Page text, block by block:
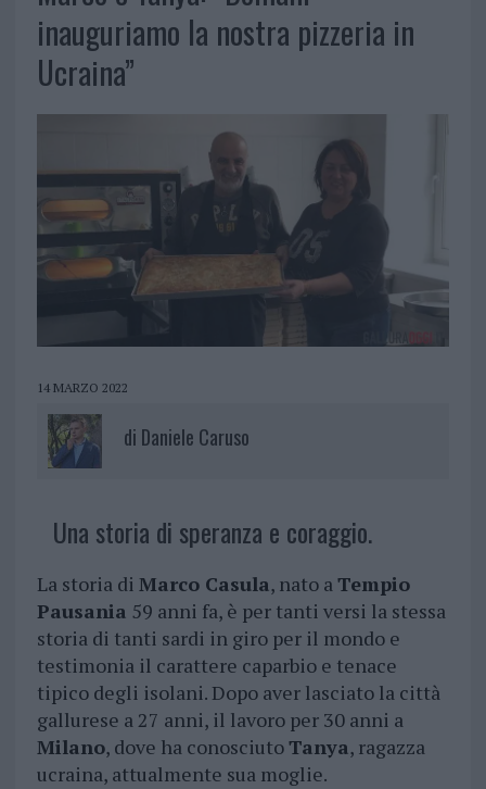
inauguriamo la nostra pizzeria in
Ucraina”
14 MARZO 2022
di Daniele Caruso
Una storia di speranza e coraggio.
La storia di Marco Casula, nato aTempio
Pausania 59 anni fa, è per tanti versi la stessa
storia di tanti sardi in giro per il mondo e
testimonia il carattere caparbio e tenace
tipico degli isolani. Dopo aver lasciato la città
gallurese a 27 anni, il lavoro per 30 anni a
Milano, dove ha conosciutoTanya, ragazza
ucraina, attualmente sua moglie.